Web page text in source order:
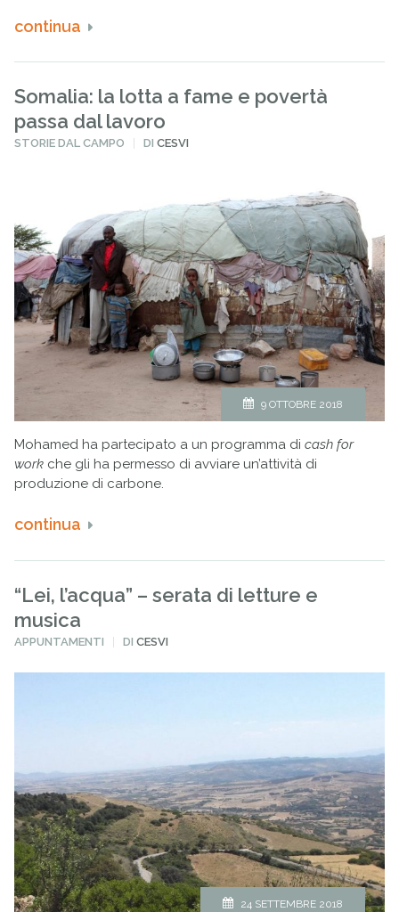
continua
Somalia: la lotta a fame e povertà
passa dal lavoro
PUBBLICATO
STORIE DAL CAMPO DICESVI
9 OTTOBRE 2018
Mohamed ha partecipato a un programma dicash for
work che gli ha permesso di avviare un’attività di
produzione di carbone.
continua
“Lei, l’acqua” – serata di letture e
musica
PUBBLICATO
APPUNTAMENTI DICESVI
24 SETTEMBRE 2018